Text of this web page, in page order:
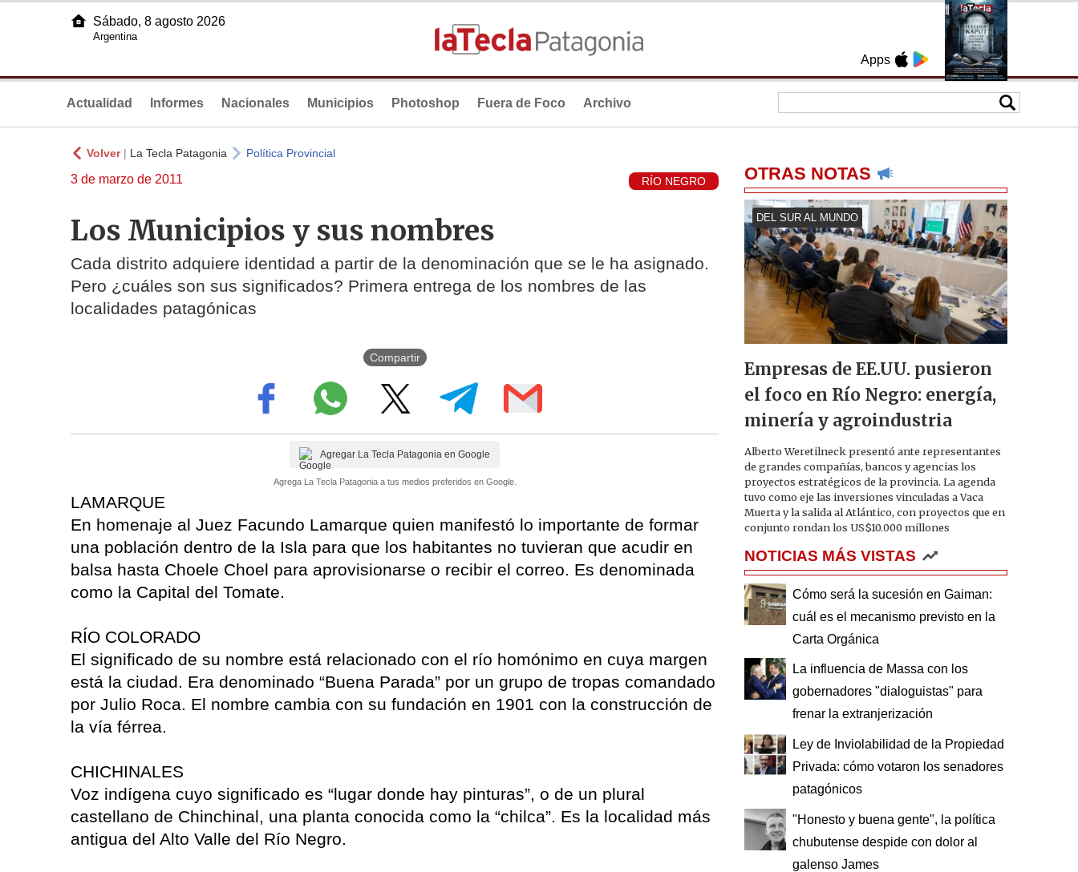
Apps
Sábado, 8 agosto 2026
Argentina
Actualidad Informes Nacionales Municipios Photoshop Fuera de Foco Archivo
Volver| La Tecla Patagonia Política Provincial
3 de marzo de 2011 RÍO NEGRO
Los Municipios y sus nombres
Cada distrito adquiere identidad a partir de la denominación que se le ha asignado.
Pero ¿cuáles son sus significados? Primera entrega de los nombres de las
localidades patagónicas
Compartir
Agregar La Tecla Patagonia en Google
Agrega La Tecla Patagonia a tus medios preferidos en Google.
LAMARQUE
En homenaje al Juez Facundo Lamarque quien manifestó lo importante de formar
una población dentro de la Isla para que los habitantes no tuvieran que acudir en
balsa hasta Choele Choel para aprovisionarse o recibir el correo. Es denominada
como la Capital del Tomate.
RÍO COLORADO
El significado de su nombre está relacionado con el río homónimo en cuya margen
está la ciudad. Era denominado “Buena Parada” por un grupo de tropas comandado
por Julio Roca. El nombre cambia con su fundación en 1901 con la construcción de
la vía férrea.
CHICHINALES
Voz indígena cuyo significado es “lugar donde hay pinturas”, o de un plural
castellano de Chinchinal, una planta conocida como la “chilca”. Es la localidad más
antigua del Alto Valle del Río Negro.
OTRAS NOTAS
DEL SUR AL MUNDO
Empresas de EE.UU. pusieron
el foco en Río Negro: energía,
minería y agroindustria
Alberto Weretilneck presentó ante representantes
de grandes compañías, bancos y agencias los
proyectos estratégicos de la provincia. La agenda
tuvo como eje las inversiones vinculadas a Vaca
Muerta y la salida al Atlántico, con proyectos que en
conjunto rondan los US$10.000 millones
NOTICIAS MÁS VISTAS
Cómo será la sucesión en Gaiman:
cuál es el mecanismo previsto en la
Carta Orgánica
La influencia de Massa con los
gobernadores "dialoguistas" para
frenar la extranjerización
Ley de Inviolabilidad de la Propiedad
Privada: cómo votaron los senadores
patagónicos
"Honesto y buena gente", la política
chubutense despide con dolor al
galenso James